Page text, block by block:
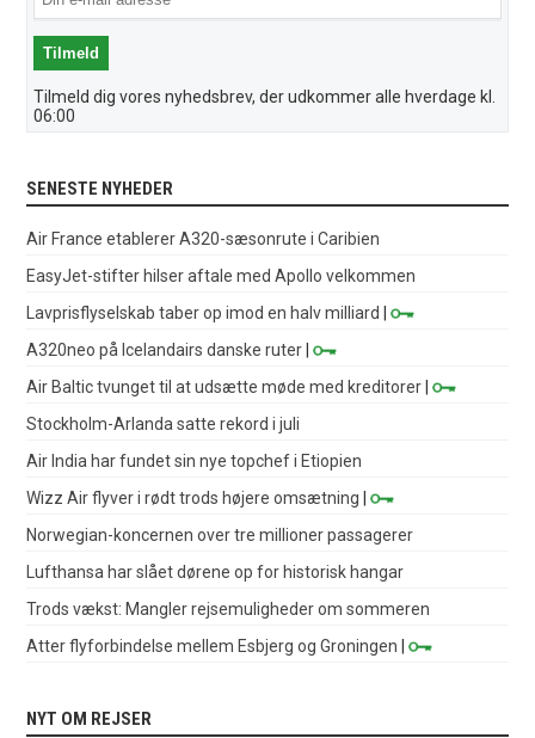
Tilmeld dig vores nyhedsbrev, der udkommer alle hverdage kl.
06:00
SENESTE NYHEDER
Air France etablerer A320-sæsonrute i Caribien
EasyJet-stifter hilser aftale med Apollo velkommen
Lavprisflyselskab taber op imod en halv milliard
|
A320neo på Icelandairs danske ruter |
Air Baltic tvunget til at udsætte møde med kreditorer |
Stockholm-Arlanda satte rekord i juli
Air India har fundet sin nye topchef i Etiopien
Wizz Air flyver i rødt trods højere omsætning |
Norwegian-koncernen over tre millioner passagerer
Lufthansa har slået dørene op for historisk hangar
Trods vækst: Mangler rejsemuligheder om sommeren
Atter flyforbindelse mellem Esbjerg og Groningen |
NYT OM REJSER